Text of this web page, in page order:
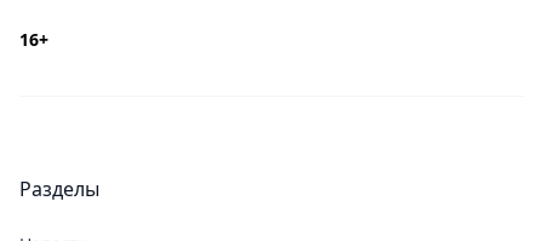
16+
Разделы